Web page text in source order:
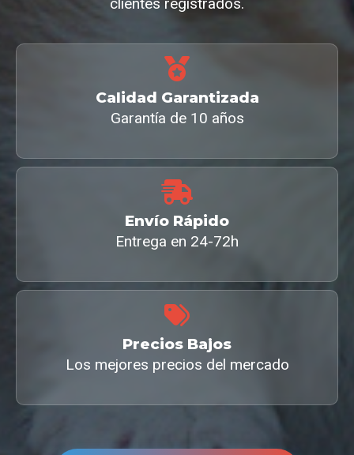
clientes registrados.
Calidad Garantizada
Garantía de 10 años
Envío Rápido
Entrega en 24-72h
Precios Bajos
Los mejores precios del mercado